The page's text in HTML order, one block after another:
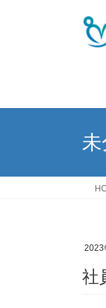
ス
ン
2023